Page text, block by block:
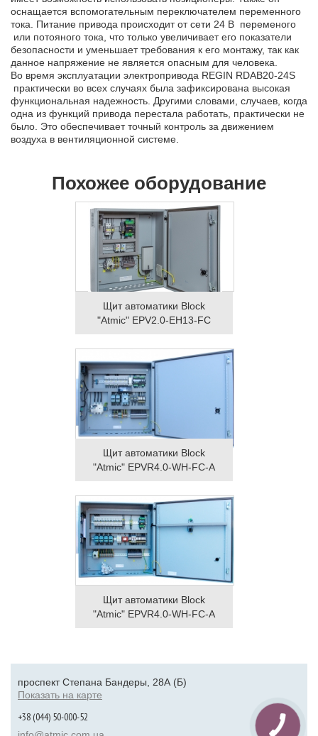
оснащается вспомогательным переключателем переменного
тока. Питание привода происходит от сети 24 В переменого
или потояного тока, что только увеличивает его показатели
безопасности и уменьшает требования к его монтажу, так как
данное напряжение не является опасным для человека.
Во время эксплуатации электропривода REGIN RDAB20-24S
практически во всех случаях была зафиксирована высокая
функциональная надежность. Другими словами, случаев, когда
одна из функций привода перестала работать, практически не
было. Это обеспечивает точный контроль за движением
воздуха в вентиляционной системе.
Похожее оборудование
Щит автоматики Block
"Atmic" EPV2.0-EH13-FC
Щит автоматики Block
"Atmic" EPVR4.0-WH-FC-A
Щит автоматики Block
"Atmic" EPVR4.0-WH-FC-A
проспект Степана Бандеры, 28А (Б)
Показать на карте
+38 (044) 50-000-52